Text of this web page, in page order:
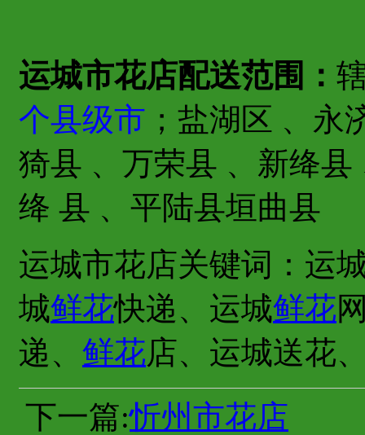
运城市花店配送范围：
个县级市 ；盐湖区 、永
猗县 、万荣县 、新绛
绛 县 、平陆县垣曲县
运城市花店关键词：运
城鲜花快递、运城鲜花
递、 鲜花店、运城送花
下一篇:忻州市花店